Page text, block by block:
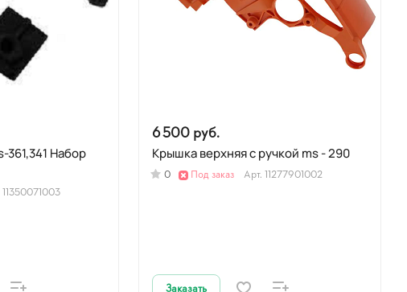
11350071003
6 500 руб.
Крышка верхняя с ручкой ms - 290
0 Под заказ Арт. 11277901002
Заказать